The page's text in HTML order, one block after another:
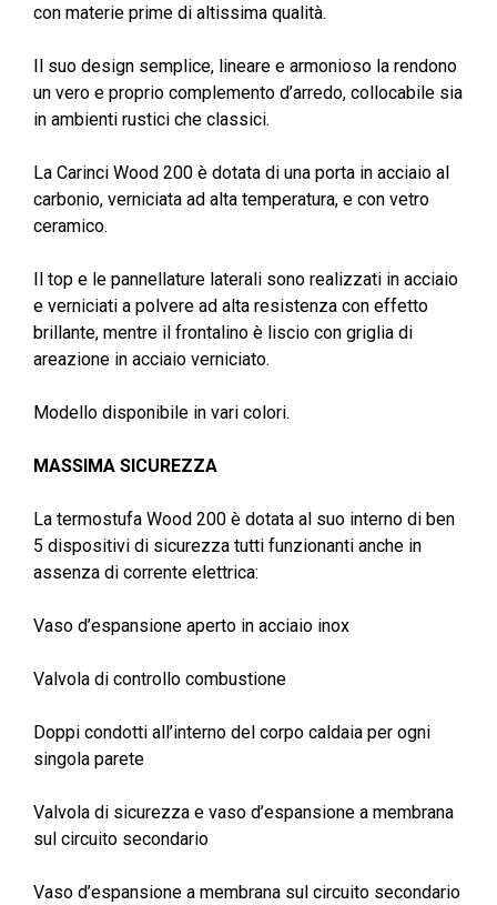
con materie prime di altissima qualità.
Il suo design semplice, lineare e armonioso la rendono
un vero e proprio complemento d’arredo, collocabile sia
in ambienti rustici che classici.
La Carinci Wood 200 è dotata di una porta in acciaio al
carbonio, verniciata ad alta temperatura, e con vetro
ceramico.
Il top e le pannellature laterali sono realizzati in acciaio
e verniciati a polvere ad alta resistenza con effetto
brillante, mentre il frontalino è liscio con griglia di
areazione in acciaio verniciato.
Modello disponibile in vari colori.
MASSIMA SICUREZZA
La termostufa Wood 200 è dotata al suo interno di ben
5 dispositivi di sicurezza tutti funzionanti anche in
assenza di corrente elettrica:
Vaso d’espansione aperto in acciaio inox
Valvola di controllo combustione
Doppi condotti all’interno del corpo caldaia per ogni
singola parete
Valvola di sicurezza e vaso d’espansione a membrana
sul circuito secondario
Vaso d’espansione a membrana sul circuito secondario